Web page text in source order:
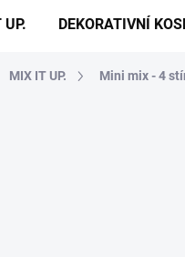
DEKORATIVNÍ
MIX IT UP. Mini mix - 4